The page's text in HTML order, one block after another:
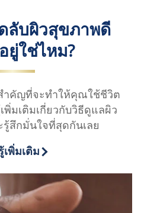
ลับผิวสุขภาพดี
ยู่ใช่ไหม?
ำคัญที่จะทำให้คุณใช้ชีวิต
พิ่มเติมเกี่ยวกับวิธีดูแลผิว
สึกมั่นใจที่สุดกันเลย
เพิ่มเติม